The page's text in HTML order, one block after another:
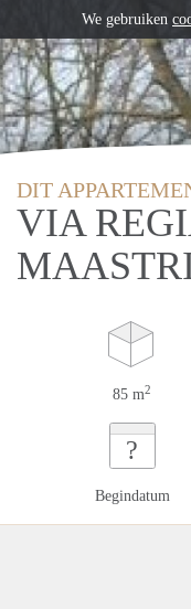
DIT
VIA
85 m2
?
Begindatum
We gebruiken